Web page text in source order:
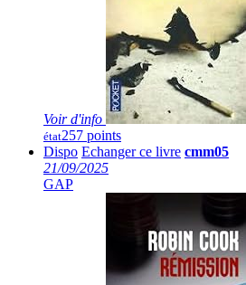
Voir d'info
état257 points
Dispo Echanger ce livre cmm05
21/09/2025
GAP